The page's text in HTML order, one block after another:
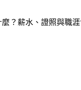
？薪水、證照與職